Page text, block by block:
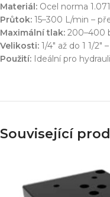
Materiál: Ocel norma
Průtok: 15–300 L/min –
Maximální tlak: 200–400
Velikosti: 1/4″ až do 1 1/
Použití: Ideální pro
Související